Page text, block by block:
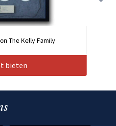
The Kelly Family
bieten